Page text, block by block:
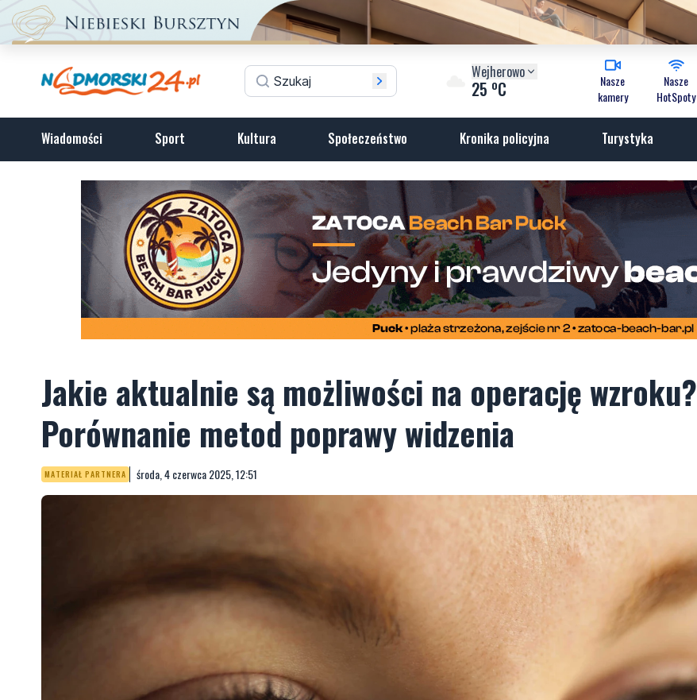
Wejherowo
25 oC
Nasze
kamery
Nasze
HotSpoty
Wiadomości Sport Kultura Społeczeństwo Kronika policyjna Turystyka
Jakie aktualnie są możliwości na operację wzroku?
Porównanie metod poprawy widzenia
MATERIAŁ PARTNERA środa, 4 czerwca 2025, 12:51